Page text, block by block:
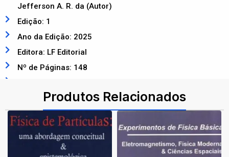
Jefferson A. R. da (Autor)
Edição: 1
Ano da Edição: 2025
Editora: LF Editorial
Nº de Páginas: 148
Produtos Relacionados